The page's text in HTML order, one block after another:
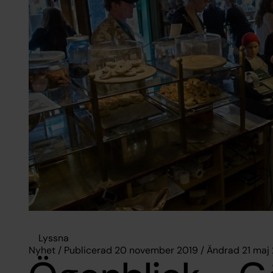
Lyssna
Nyhet / Publicerad 20 november 2019 / Ändrad 21 maj